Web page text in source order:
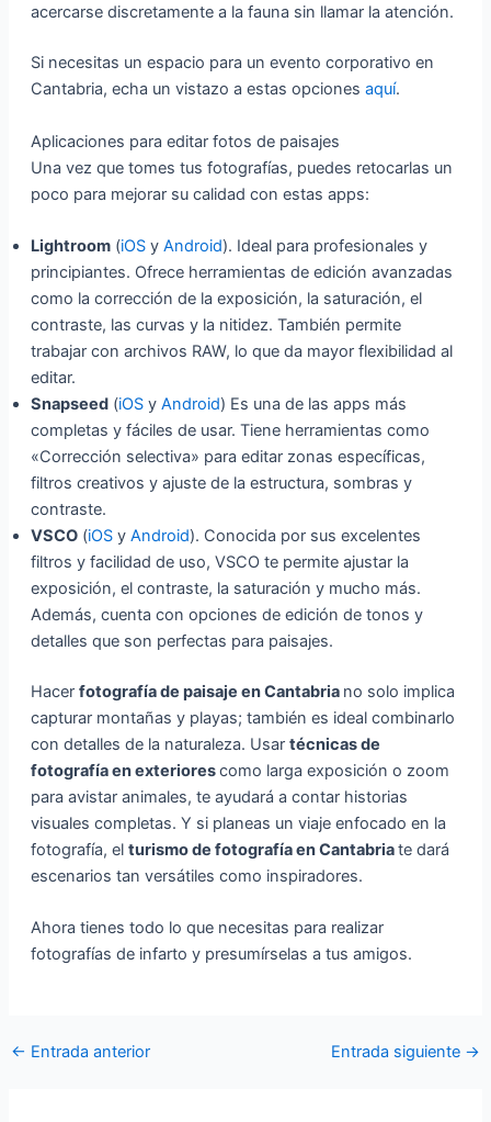
acercarse discretamente a la fauna sin llamar la atención.
Si necesitas un espacio para un evento corporativo en
Cantabria, echa un vistazo a estas opciones aquí.
Aplicaciones para editar fotos de paisajes
Una vez que tomes tus fotografías, puedes retocarlas un
poco para mejorar su calidad con estas apps:
Lightroom(iOS y Android). Ideal para profesionales y
principiantes. Ofrece herramientas de edición avanzadas
como la corrección de la exposición, la saturación, el
contraste, las curvas y la nitidez. También permite
trabajar con archivos RAW, lo que da mayor flexibilidad al
editar.
Snapseed(iOS y Android) Es una de las apps más
completas y fáciles de usar. Tiene herramientas como
«Corrección selectiva» para editar zonas específicas,
filtros creativos y ajuste de la estructura, sombras y
contraste.
VSCO(iOS y Android). Conocida por sus excelentes
filtros y facilidad de uso, VSCO te permite ajustar la
exposición, el contraste, la saturación y mucho más.
Además, cuenta con opciones de edición de tonos y
detalles que son perfectas para paisajes.
Hacer fotografía de paisaje en Cantabria no solo implica
capturar montañas y playas; también es ideal combinarlo
con detalles de la naturaleza. Usar técnicas de
fotografía en exteriorescomo larga exposición o zoom
para avistar animales, te ayudará a contar historias
visuales completas. Y si planeas un viaje enfocado en la
fotografía, el turismo de fotografía en Cantabriate dará
escenarios tan versátiles como inspiradores.
Ahora tienes todo lo que necesitas para realizar
fotografías de infarto y presumírselas a tus amigos.
← Entrada anterior Entrada siguiente →